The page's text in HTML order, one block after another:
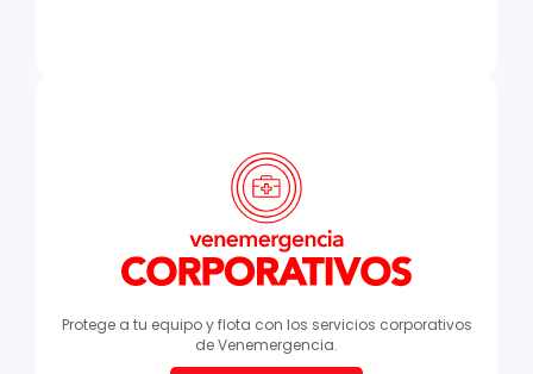
Protege a tu equipo y flota con los servicios corporativos
de Venemergencia.